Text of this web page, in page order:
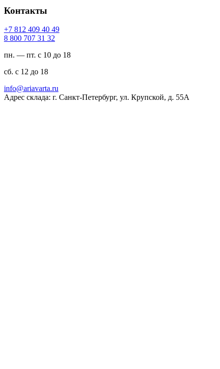
Контакты
94 04 904 218 7+
23 13 707 008 8
пн. — пт. с 10 до 18
сб. с 12 до 18
ur.atravaira@ofni
Адрес склада: г. Санкт-Петербург, ул. Крупской, д. 55А